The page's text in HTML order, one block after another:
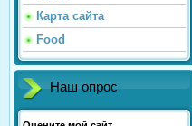
Карта сайта
Food
Наш опрос